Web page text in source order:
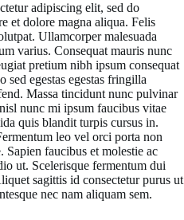
adipiscing elit, sed do
et dolore magna aliqua. Felis
Ullamcorper malesuada
varius. Consequat mauris nunc
pretium nibh ipsum consequat
egestas egestas fringilla
Massa tincidunt nunc pulvinar
nunc mi ipsum faucibus vitae
quis blandit turpis cursus in.
leo vel orci porta non
Sapien faucibus et molestie ac
ut. Scelerisque fermentum dui
sagittis id consectetur purus ut
nec nam aliquam sem.